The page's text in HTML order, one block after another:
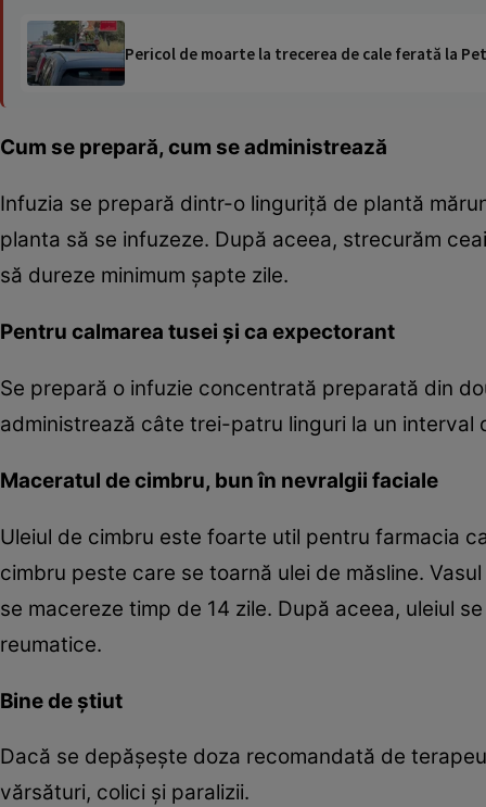
Pericol de moarte la trecerea de cale ferată la
Cum se prepară, cum se administrează
Infuzia se prepară dintr-o linguriţă de plantă
planta să se infuzeze. După aceea, strecurăm
să dureze minimum şapte zile.
Pentru calmarea tusei şi ca expectorant
Se prepară o infuzie concentrată preparată din
administrează câte trei-patru linguri la un interval
Maceratul de cimbru, bun în nevralgii faciale
Uleiul de cimbru este foarte util pentru farmacia
cimbru peste care se toarnă ulei de măsline.
se macereze timp de 14 zile. După aceea, uleiul
reumatice.
Bine de ştiut
Dacă se depăşeşte doza recomandată de
vărsături, colici şi paralizii.